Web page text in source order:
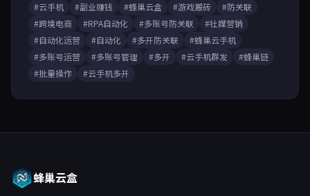
#云手机 #副业赚钱 #蜂巢云盒 #游戏搬砖
#防关联
#跨境电商
#RPA自动化 #多账号防关联
#社媒营销
#自动化运营
#自动化 #多开防关联
#蜂巢云手机
#多账号运营
#多账号管理 #多开 #云手机群发
#蜂巢链
#批量操作
#云手机多开
蜂巢云盒